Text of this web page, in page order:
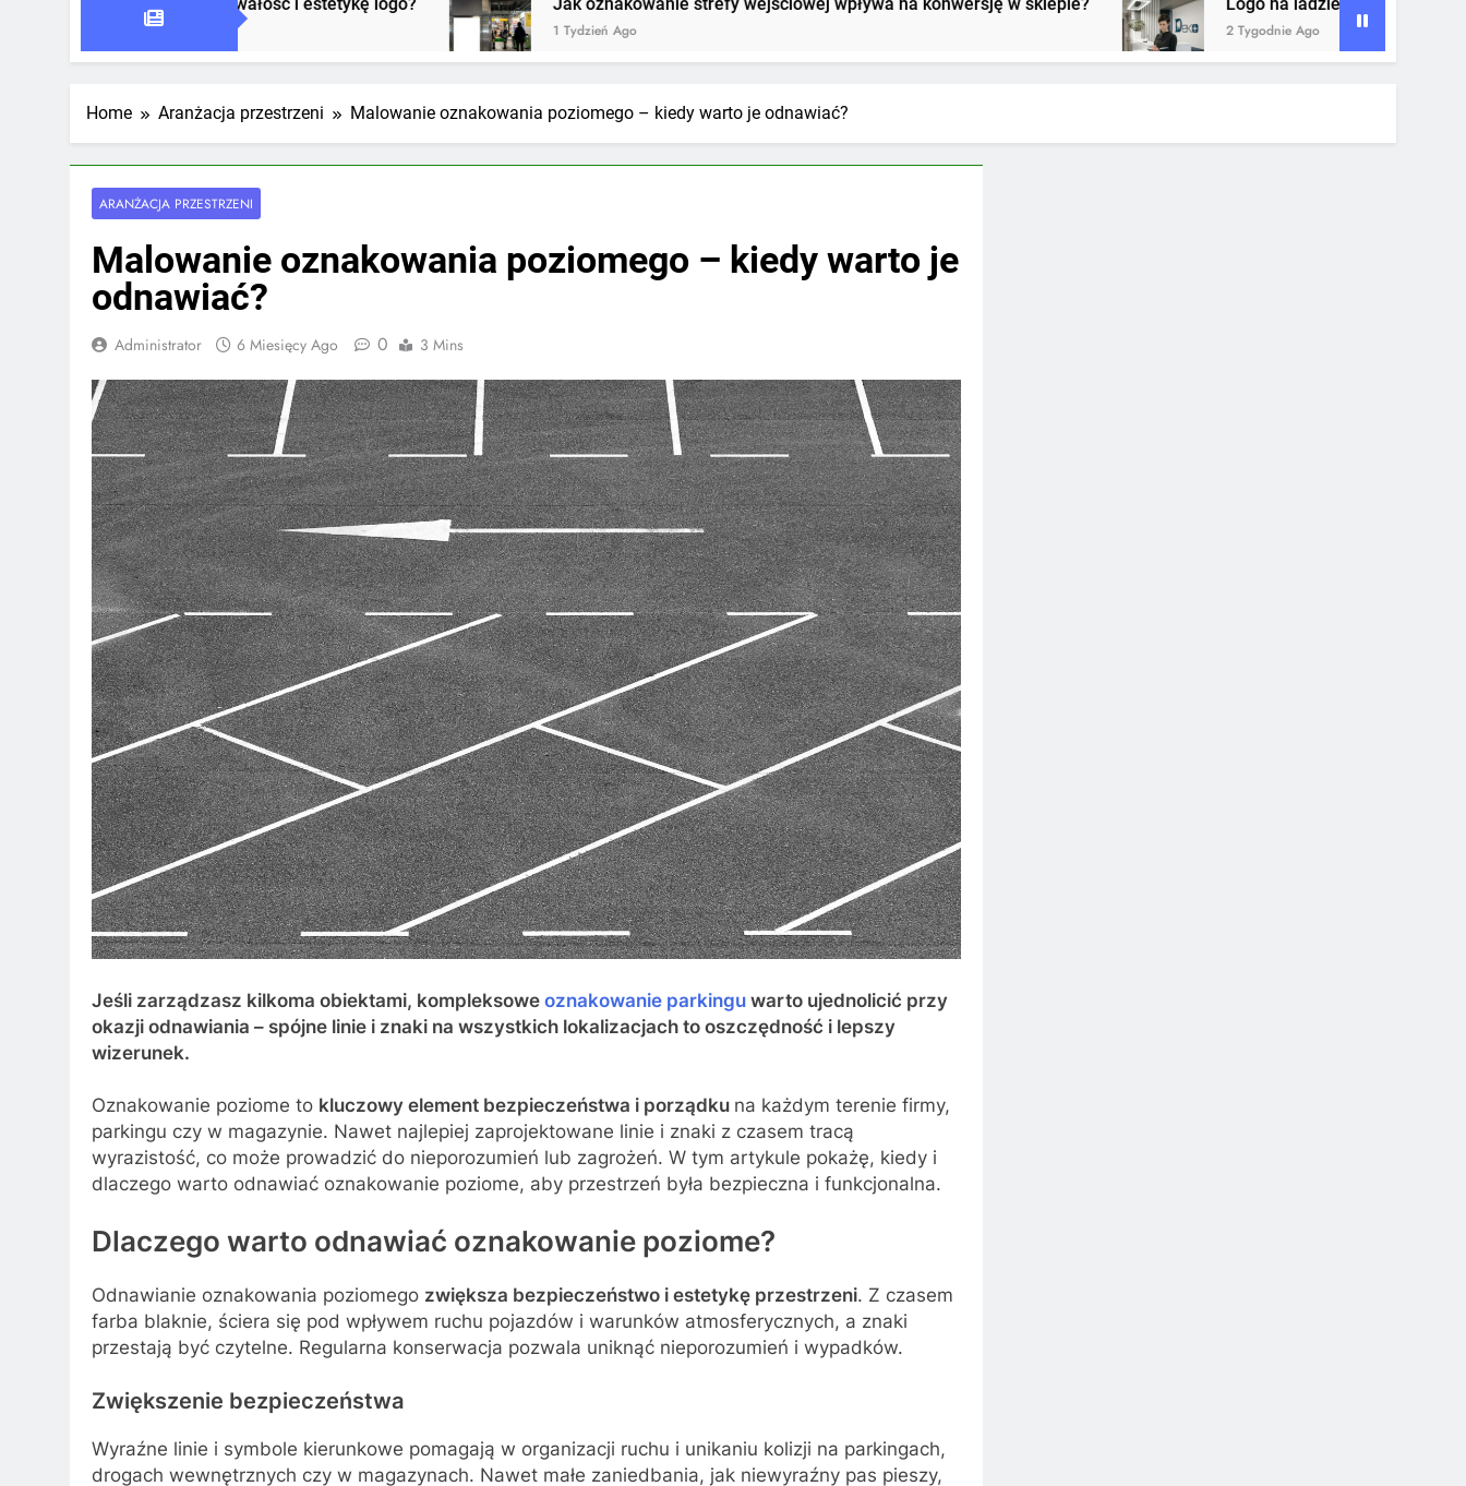
1 Tydzień Ago 2 Tygodnie Ago
Home Aranżacja przestrzeni Malowanie oznakowania poziomego – kiedy warto je odnawiać?
ARANŻACJA PRZESTRZENI
Malowanie oznakowania poziomego – kiedy warto je
odnawiać?
Administrator 6 Miesięcy Ago 0 3 Mins
Jeśli zarządzasz kilkoma obiektami, kompleksowe oznakowanie parkingu warto ujednolicić przy
okazji odnawiania – spójne linie i znaki na wszystkich lokalizacjach to oszczędność i lepszy
wizerunek.
Oznakowanie poziome to kluczowy element bezpieczeństwa i porządku na każdym terenie firmy,
parkingu czy w magazynie. Nawet najlepiej zaprojektowane linie i znaki z czasem tracą
wyrazistość, co może prowadzić do nieporozumień lub zagrożeń. W tym artykule pokażę, kiedy i
dlaczego warto odnawiać oznakowanie poziome, aby przestrzeń była bezpieczna i funkcjonalna.
Dlaczego warto odnawiać oznakowanie poziome?
Odnawianie oznakowania poziomego zwiększa bezpieczeństwo i estetykę przestrzeni. Z czasem
farba blaknie, ściera się pod wpływem ruchu pojazdów i warunków atmosferycznych, a znaki
przestają być czytelne. Regularna konserwacja pozwala uniknąć nieporozumień i wypadków.
Zwiększenie bezpieczeństwa
Wyraźne linie i symbole kierunkowe pomagają w organizacji ruchu i unikaniu kolizji na parkingach,
drogach wewnętrznych czy w magazynach. Nawet małe zaniedbania, jak niewyraźny pas pieszy,